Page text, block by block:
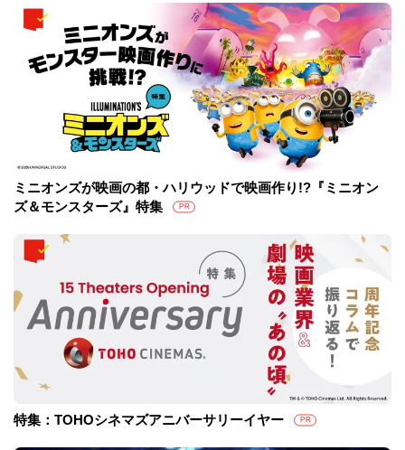
ミニオンズが映画の都・ハリウッドで映画作り!?『ミニオン
ズ＆モンスターズ』特集
PR
特集：TOHOシネマズアニバーサリーイヤー PR